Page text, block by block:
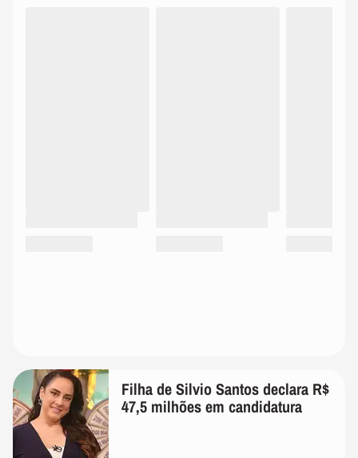
Filha de Silvio Santos declara R$
47,5 milhões em candidatura